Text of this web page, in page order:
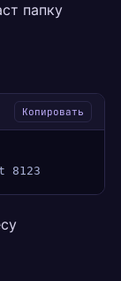
папку
Копировать
8123